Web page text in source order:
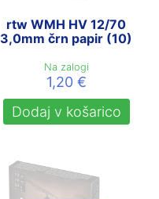
rtw WMH HV 12/70
3,0mm črn papir (10)
Na zalogi
1,20 €
Dodaj v košarico